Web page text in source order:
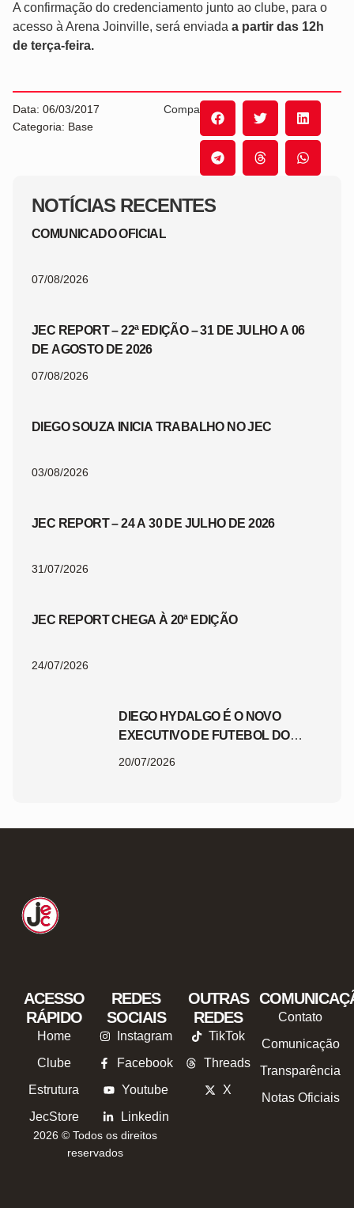
NOTÍCIAS RECENTES
COMUNICADO OFICIAL
07/08/2026
JEC REPORT – 22ª EDIÇÃO – 31 DE JULHO A 06
DE AGOSTO DE 2026
07/08/2026
DIEGO SOUZA INICIA TRABALHO NO JEC
03/08/2026
JEC REPORT – 24 A 30 DE JULHO DE 2026
31/07/2026
JEC REPORT CHEGA À 20ª EDIÇÃO
24/07/2026
DIEGO HYDALGO É O NOVO
EXECUTIVO DE FUTEBOL DO
20/07/2026
A confirmação do credenciamento junto ao clube, para o
acesso à Arena Joinville, será enviada a partir das 12h
de terça-feira.
Data: 06/03/2017
Categoria: Base
Compartilhe:
ACESSO
RÁPIDO
Home
Clube
Estrutura
JecStore
REDES
SOCIAIS
Instagram
Facebook
Youtube
Linkedin
OUTRAS
REDES
TikTok
Threads
X
Contato
Comunicação
Transparência
Notas Oficiais
2026 © Todos os direitos
reservados